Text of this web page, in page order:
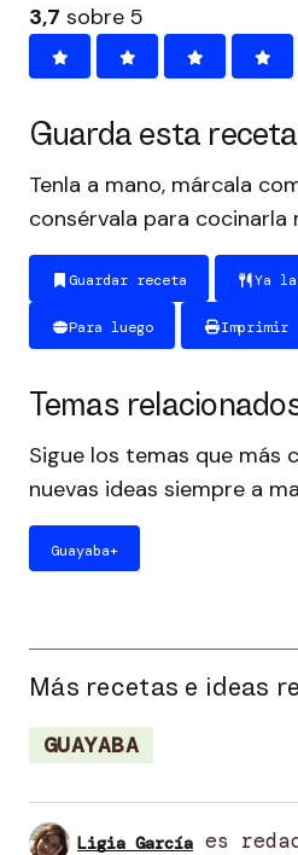
3,7 sobre 5
Guarda esta receta
Tenla a mano, márcala
consérvala para cocinarla
Guardar receta Ya
Para luego Imprimir
Temas
Sigue los temas que más
nuevas ideas siempre a
Guayaba+
Más recetas e ideas
GUAYABA
Ligia García es